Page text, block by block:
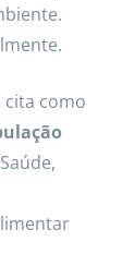
cita como